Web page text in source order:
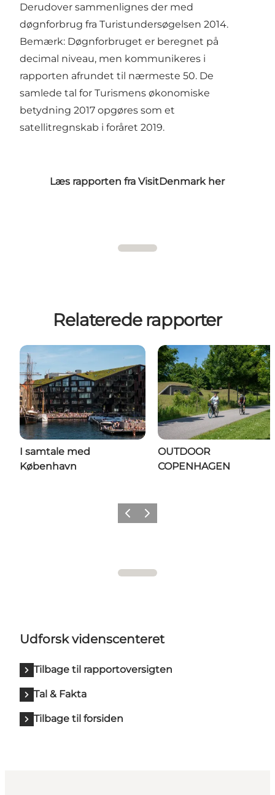
Derudover sammenlignes der med
døgnforbrug fra Turistundersøgelsen 2014.
Bemærk: Døgnforbruget er beregnet på
decimal niveau, men kommunikeres i
rapporten afrundet til nærmeste 50. De
samlede tal for Turismens økonomiske
betydning 2017 opgøres som et
satellitregnskab i foråret 2019.
Læs rapporten fra VisitDenmark her
Relaterede rapporter
I samtale med
København
OUTDOOR
COPENHAGEN
ForrigeNæste
Udforsk videnscenteret
Tilbage til rapportoversigten
Tal & Fakta
Tilbage til forsiden